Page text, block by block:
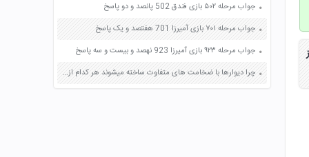
جواب مرحله ۵۰۲ بازی فندق 502 پانصد و دو پاسخ
جواب مرحله ۷۰۱ بازی آمیرزا 701 هفتصد و یک پاسخ
جواب مرحله ۹۲۳ بازی آمیرزا 923 نهصد و بیست و سه پاسخ
چرا دیوارها با ضخامت های متفاوت ساخته میشوند هر کدام از انواع دیوار ها از نظر ضخامت در کجا کاربرد دارند صفحه 85 فارسی نهم